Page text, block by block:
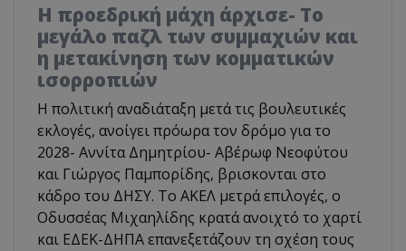
Η προεδρική μάχη άρχισε- Το
μεγάλο παζλ των συμμαχιών και
η μετακίνηση των κομματικών
ισορροπιών
Η πολιτική αναδιάταξη μετά τις βουλευτικές
εκλογές, ανοίγει πρόωρα τον δρόμο για το
2028- Αννίτα Δημητρίου- Αβέρωφ Νεοφύτου
και Γιώργος Παμπορίδης, βρισκονται στο
κάδρο του ΔΗΣΥ. Το ΑΚΕΛ μετρά επιλογές, ο
Οδυσσέας Μιχαηλίδης κρατά ανοιχτό το χαρτί
και ΕΔΕΚ-ΔΗΠΑ επανεξετάζουν τη σχέση τους